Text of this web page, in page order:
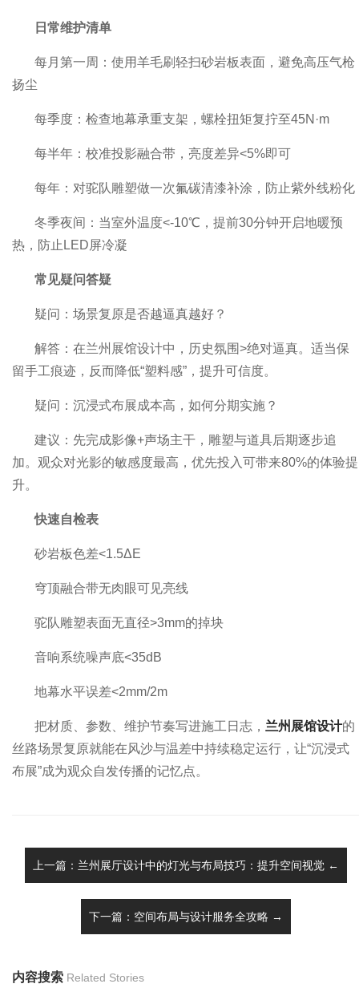
日常维护清单
每月第一周：使用羊毛刷轻扫砂岩板表面，避免高压气枪
扬尘
每季度：检查地幕承重支架，螺栓扭矩复拧至45N·m
每半年：校准投影融合带，亮度差异<5%即可
每年：对驼队雕塑做一次氟碳清漆补涂，防止紫外线粉化
冬季夜间：当室外温度<-10℃，提前30分钟开启地暖预
热，防止LED屏冷凝
常见疑问答疑
疑问：场景复原是否越逼真越好？
解答：在兰州展馆设计中，历史氛围>绝对逼真。适当保
留手工痕迹，反而降低“塑料感”，提升可信度。
疑问：沉浸式布展成本高，如何分期实施？
建议：先完成影像+声场主干，雕塑与道具后期逐步追
加。观众对光影的敏感度最高，优先投入可带来80%的体验提
升。
快速自检表
砂岩板色差<1.5ΔE
穹顶融合带无肉眼可见亮线
驼队雕塑表面无直径>3mm的掉块
音响系统噪声底<35dB
地幕水平误差<2mm/2m
把材质、参数、维护节奏写进施工日志， 兰州展馆设计的
丝路场景复原就能在风沙与温差中持续稳定运行，让“沉浸式
布展”成为观众自发传播的记忆点。
上一篇：兰州展厅设计中的灯光与布局技巧：提升空间视觉 ←
下一篇：空间布局与设计服务全攻略 →
内容搜索 Related Stories